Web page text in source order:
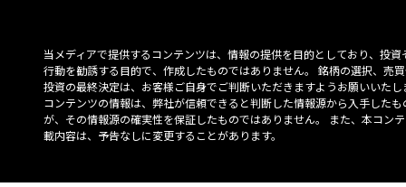
当メディアで提供するコンテンツは、情報の提供を目的としており、投資
行動を勧誘する目的で、作成したものではありません。 銘柄の選択、売
投資の最終決定は、お客様ご自身でご判断いただきますようお願いいたし
コンテンツの情報は、弊社が信頼できると判断した情報源から入手したも
が、その情報源の確実性を保証したものではありません。 また、本コン
載内容は、予告なしに変更することがあります。